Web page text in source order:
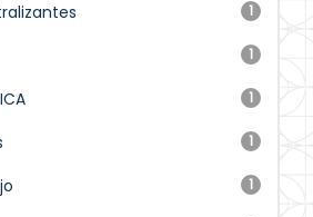
1
1
1
1
1